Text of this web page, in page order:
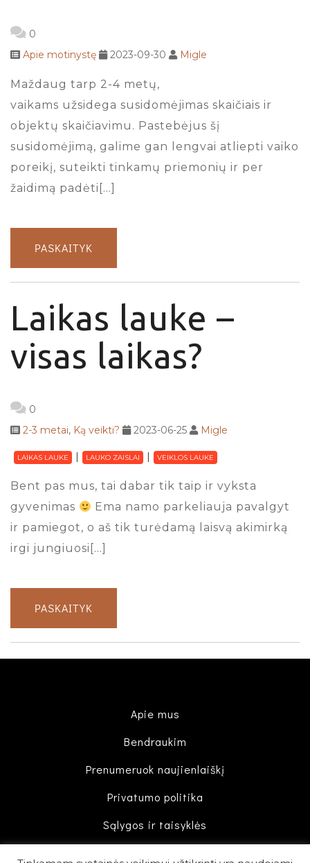
0
Apie motinystę
2023-09-30 Migle
Maždaug tarp 2-4 metų,
vaikams užsidega susidomėjimas skaičiais ir
objektų skaičiavimu. Pastebėjus šį
susidomėjimą, galime gan lengvai atliepti vaiko
poreikį, suteikti tinkamų priemonių ir per
žaidimą padėti[…]
PASKAITYK
Laikas lauke –
visas laikas?
0
2-3 metai, Ką veikti? 2023-06-25 Migle
LAIKAS LAUKE LAUKO ZAISLAI VEIKLOS LAUKE
Bent pas mus, tai dabar tik taip ir vyksta
gyvenimas
Ema namo parkeliauja pavalgyt
ir pamiegot, o aš tik turėdamą laisvą akimirką
irgi jungiuosi[…]
PASKAITYK
Apie mus
Bendraukim
Prenumeruok naujienlaiškį
Privatumo politika
Sąlygos ir taisyklės